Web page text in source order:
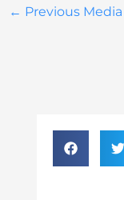
← Previous Media